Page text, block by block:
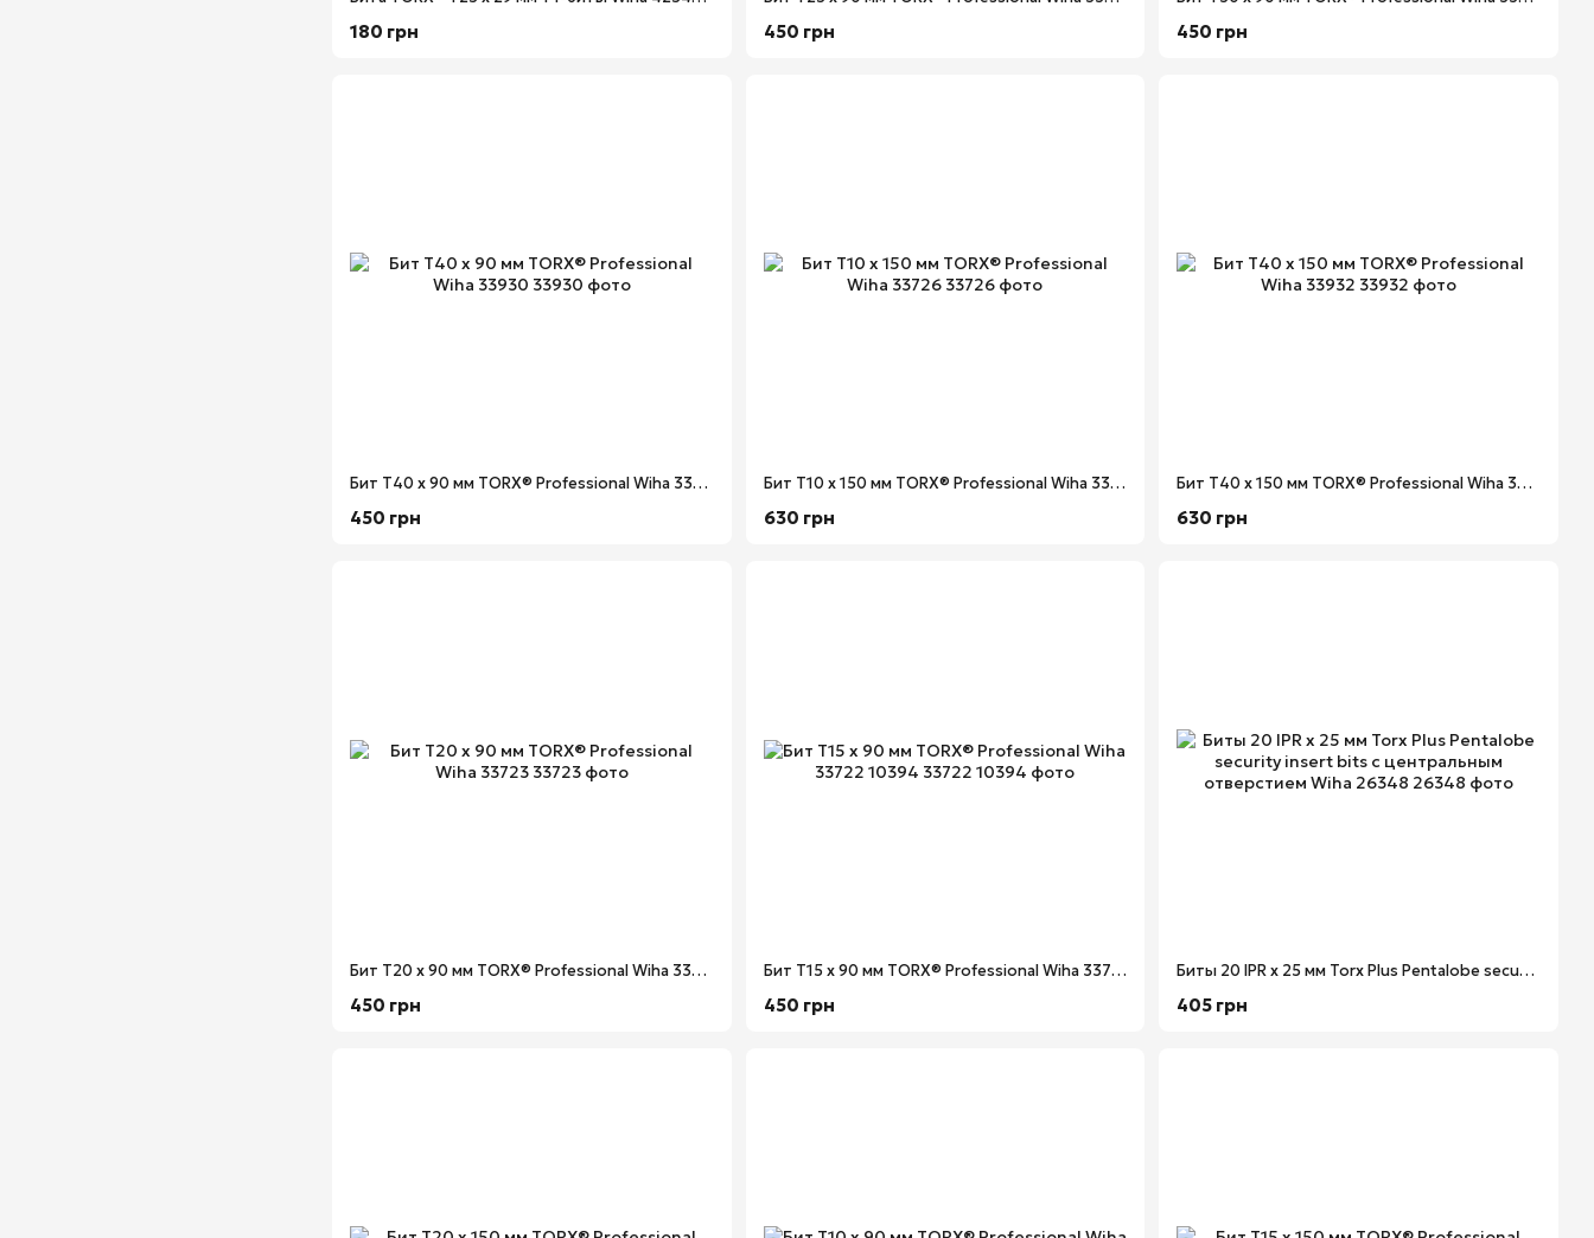
180 грн 450 грн 450 грн
Бит Т40 х 90 мм TORX® Professional Wiha 33930
450 грн
Бит Т10 х 150 мм TORX® Professional Wiha 33726
630 грн
Бит Т40 х 150 мм TORX® Professional Wiha 33932
630 грн
Бит Т20 х 90 мм TORX® Professional Wiha 33723
450 грн
Бит Т15 х 90 мм TORX® Professional Wiha 33722 10394
450 грн
Биты 20 IPR х 25 мм Torx Plus Pentalobe security insert bits с центральным отверстием Wiha 26348
405 грн